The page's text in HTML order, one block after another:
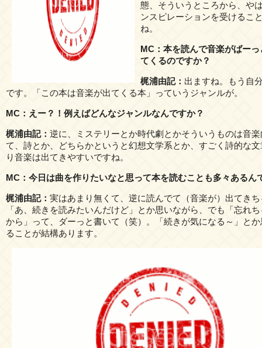
態、そういうところから、や
ンスピレーションを受けるこ
ね。
MC：本を読んで音楽がばー
てくるのですか？
梶浦由記： 出ますね。もう自
です。「この本は音楽が出てくる本」っていうジャンルが。
MC：えー？！例えばどんなジャンルなんですか？
梶浦由記： 逆に、ミステリーとか時代劇とかそういうものは音
て、詩とか、どちらかというと幻想文学系とか、すごく詩的な
り音楽は出てきやすいですね。
MC：今日は曲を作りたいなと思って本を読むことも多々あるん
梶浦由記： 実はあまり無くて、逆に読んでて（音楽が）出てき
「あ、続きを読みたいんだけど」とか思いながら、でも「忘れ
から」って、ダーっと書いて（笑）。「続きが気になる～」と
ることが結構あります。